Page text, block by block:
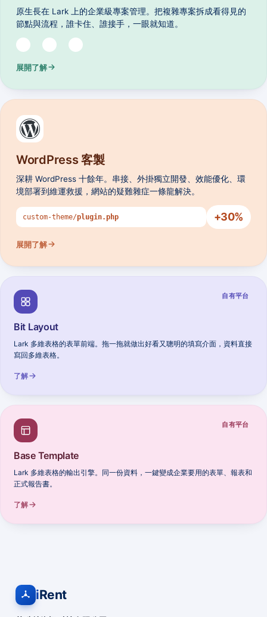
原生長在 Lark 上的企業級專案管理。把複雜專案拆成看得見的
節點與流程，誰卡住、誰接手，一眼就知道。
展開了解
WordPress 客製
深耕 WordPress 十餘年。串接、外掛獨立開發、效能優化、環
境部署到維運救援，網站的疑難雜症一條龍解決。
custom-theme/plugin.php +30%
展開了解
自有平台
Bit Layout
Lark 多維表格的表單前端。拖一拖就做出好看又聰明的填寫介面，資料直接
寫回多維表格。
了解
自有平台
Base Template
Lark 多維表格的輸出引擎。同一份資料，一鍵變成企業要用的表單、報表和
正式報告書。
了解
iRent